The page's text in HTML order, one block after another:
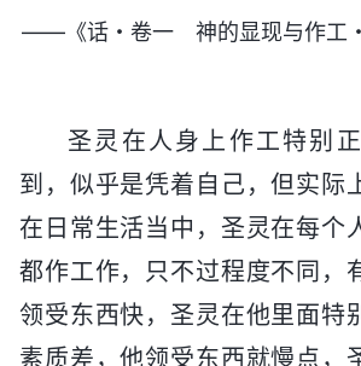
——《话・卷一 神的显现与作工
圣灵在人身上作工特别
到，似乎是凭着自己，但实际
在日常生活当中，圣灵在每个
都作工作，只不过程度不同，
领受东西快，圣灵在他里面特
素质差，他领受东西就慢点，